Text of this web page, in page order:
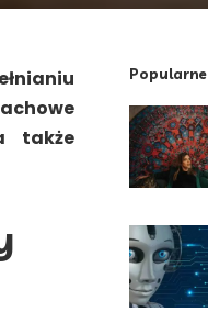
także
Popularne